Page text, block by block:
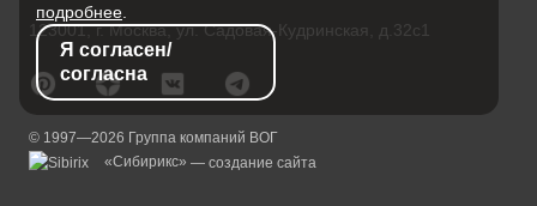
123001, г. Москва, ул. Садовая-Кудринская, д.32с1
© 1997—2026 Группа компаний ВОГ
«Сибирикс» — создание сайта
подробнее
Я согласен/
согласна